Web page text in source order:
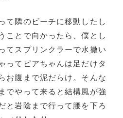
て隣のビーチに移動したし
ことで向かったら、僕とし
てスプリンクラーで水撒い
ってピアちゃんは足だけタ
お腹まで泥だらけ。そんな
でやって来ると結構風が強
と岩陰まで行って腰を下ろ